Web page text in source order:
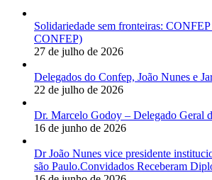
Solidariedade sem fronteiras:
CONFEP)
27 de julho de 2026
Delegados do Confep, João Nunes e
22 de julho de 2026
Dr. Marcelo Godoy – Delegado Geral
16 de junho de 2026
Dr João Nunes vice presidente
são Paulo.Convidados Receberam